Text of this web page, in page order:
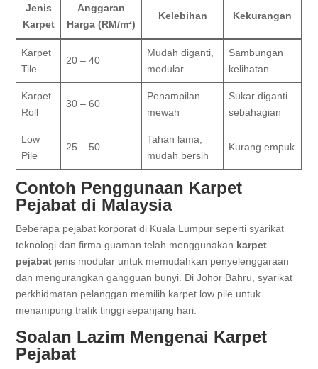
Jenis
Karpet
Anggaran
Harga (RM/m²)
Kelebihan Kekurangan
Karpet
Tile
20 – 40
Mudah diganti,
modular
Sambungan
kelihatan
Karpet
Roll
30 – 60
Penampilan
mewah
Sukar diganti
sebahagian
Low
Pile
25 – 50
Tahan lama,
mudah bersih
Kurang empuk
Contoh Penggunaan Karpet
Pejabat di Malaysia
Beberapa pejabat korporat di Kuala Lumpur seperti syarikat
teknologi dan firma guaman telah menggunakan karpet
pejabat jenis modular untuk memudahkan penyelenggaraan
dan mengurangkan gangguan bunyi. Di Johor Bahru, syarikat
perkhidmatan pelanggan memilih karpet low pile untuk
menampung trafik tinggi sepanjang hari.
Soalan Lazim Mengenai Karpet
Pejabat